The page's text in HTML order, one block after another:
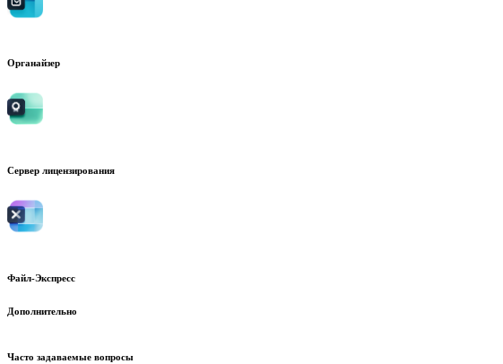
Органайзер
Сервер лицензирования
Файл-Экспресс
Дополнительно
Часто задаваемые вопросы